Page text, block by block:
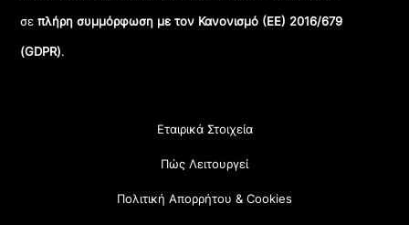
σεπλήρη συμμόρφωση με τον Κανονισμό (ΕΕ) 2016/679
(GDPR).
Εταιρικά Στοιχεία
Πώς Λειτουργεί
Πολιτική Απορρήτου & Cookies